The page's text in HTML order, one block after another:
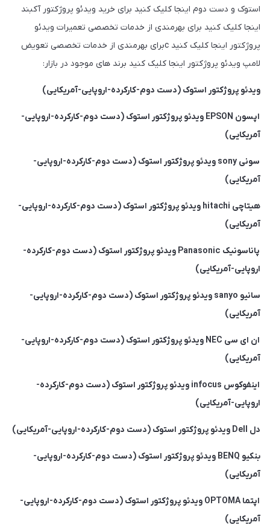
استوک و دست دوم اینجا کلیک کنید برای خرید ویدئو پروژکتور آکبند
اینجا کلیک کنید برای بهرمندی از خدمات تخصصی تعمیرات ویدئو
پروژکتور اینجا کلیک کنید cبرای بهرمندی از خدمات تخصصی تعویض
لامپ ویدئو پروژکتور اینجا کلیک کنید برند های موجود در بازار:
ویدئو پروژکتور استوک (دست دوم-کارکرده-اروپایی-آمریکایی)
اپسون EPSON ویدئو پروژکتور استوک (دست دوم-کارکرده-اروپایی-
آمریکایی)
سونی sony ویدئو پروژکتور استوک (دست دوم-کارکرده-اروپایی-
آمریکایی)
هیتاچی hitachi ویدئو پروژکتور استوک (دست دوم-کارکرده-اروپایی-
آمریکایی)
پاناسونیک Panasonic ویدئو پروژکتور استوک (دست دوم-کارکرده-
اروپایی-آمریکایی)
سانیو sanyo ویدئو پروژکتور استوک (دست دوم-کارکرده-اروپایی-
آمریکایی)
ان ای سی NEC ویدئو پروژکتور استوک (دست دوم-کارکرده-اروپایی-
آمریکایی)
اینفوکوس infocus ویدئو پروژکتور استوک (دست دوم-کارکرده-
اروپایی-آمریکایی)
دل Dell ویدئو پروژکتور استوک (دست دوم-کارکرده-اروپایی-آمریکایی)
بنکیو BENQ ویدئو پروژکتور استوک (دست دوم-کارکرده-اروپایی-
آمریکایی)
اپتما OPTOMA ویدئو پروژکتور استوک (دست دوم-کارکرده-اروپایی-
آمریکایی)